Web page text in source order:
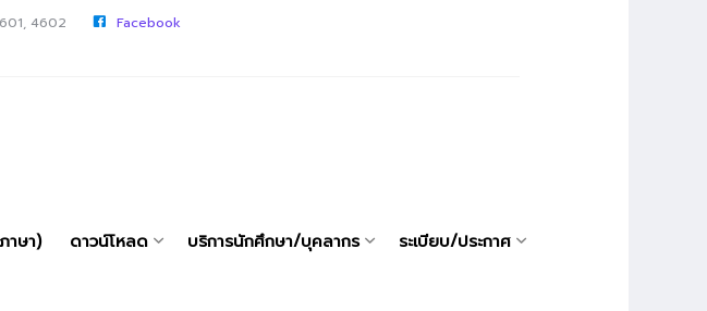
4602
Facebook
าษา) ดาวน์โหลด บริการนักศึกษา/บุคลากร ระเบียบ/ประกาศ